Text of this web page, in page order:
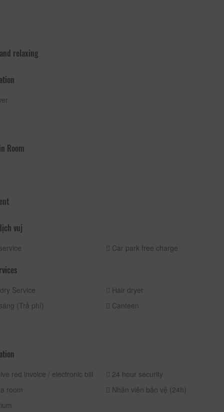
relaxing
Room
vuj
Car park free charge
Service
Hair dryer
(Trả phí)
Canteen
red invoice / electronic bill
24 hour security
room
Nhân viên bảo vệ (24h)